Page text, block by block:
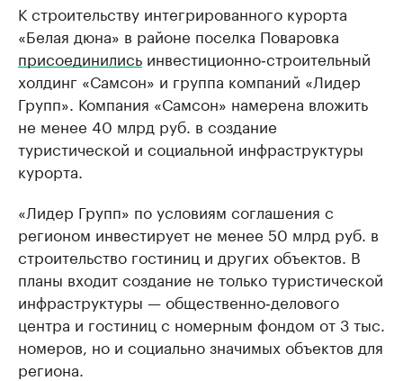
К строительству интегрированного курорта
«Белая дюна» в районе поселка Поваровка
присоединились инвестиционно‑строительный
холдинг «Самсон» и группа компаний «Лидер
Групп». Компания «Самсон» намерена вложить
не менее 40 млрд руб. в создание
туристической и социальной инфраструктуры
курорта.
«Лидер Групп» по условиям соглашения с
регионом инвестирует не менее 50 млрд руб. в
строительство гостиниц и других объектов. В
планы входит создание не только туристической
инфраструктуры — общественно‑делового
центра и гостиниц с номерным фондом от 3 тыс.
номеров, но и социально значимых объектов для
региона.